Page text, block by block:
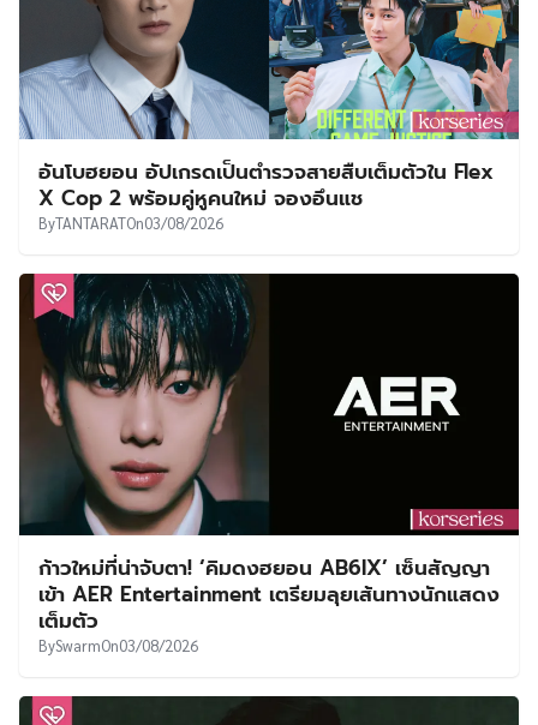
อันโบฮยอน อัปเกรดเป็นตำรวจสายสืบเต็มตัวใน Flex
X Cop 2 พร้อมคู่หูคนใหม่ จองอึนแช
ByTANTARATOn03/08/2026
ก้าวใหม่ที่น่าจับตา! ‘คิมดงฮยอน AB6IX’ เซ็นสัญญา
เข้า AER Entertainment เตรียมลุยเส้นทางนักแสดง
เต็มตัว
BySwarmOn03/08/2026